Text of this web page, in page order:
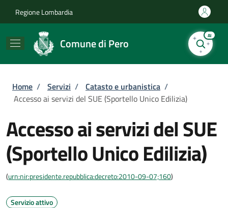
Regione Lombardia
Comune di Pero
AI
Briciole di pane
Home / Servizi / Catasto e urbanistica /
Accesso ai servizi del SUE (Sportello Unico Edilizia)
Accesso ai servizi del SUE
(Sportello Unico Edilizia)
(urn:nir:presidente.repubblica:decreto:2010-09-07;160)
Servizio attivo